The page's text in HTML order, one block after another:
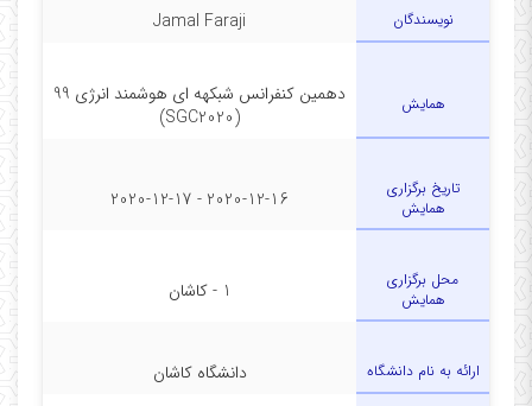
نویسندگان Jamal Faraji
همایش
دهمین کنفرانس شبکه­ه ای هوشمند انرژی 99
(SGC2020)
تاریخ برگزاری
همایش
2020-12-16 - 2020-12-17
محل برگزاری
همایش
1 - کاشان
ارائه به نام دانشگاه دانشگاه کاشان